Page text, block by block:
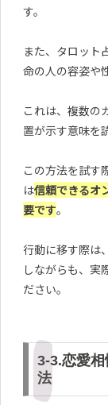
す。
また、タロット
命の人の容姿や
これは、複数の
置が示す意味を
この方法を試す
は信頼できるオ
要です。
行動に移す際は
しながらも、実
ださい。
3-3.恋愛
法